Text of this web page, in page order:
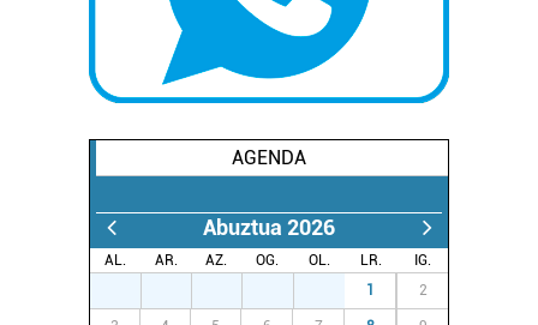
AGENDA
Abuztua 2026
AL. AR. AZ. OG. OL. LR.
IG.
1 2